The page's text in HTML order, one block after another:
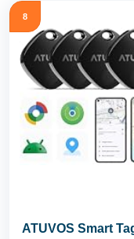
8
ATUVOS Smart